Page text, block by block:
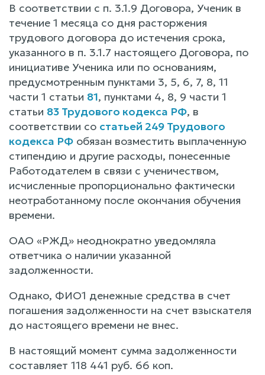
В соответствии с п. 3.1.9 Договора, Ученик в
течение 1 месяца со дня расторжения
трудового договора до истечения срока,
указанного в п. 3.1.7 настоящего Договора, по
инициативе Ученика или по основаниям,
предусмотренным пунктами 3, 5, 6, 7, 8, 11
части 1 статьи 81, пунктами 4, 8, 9 части 1
статьи 83 Трудового кодекса РФ, в
соответствии со статьей 249 Трудового
кодекса РФ обязан возместить выплаченную
стипендию и другие расходы, понесенные
Работодателем в связи с ученичеством,
исчисленные пропорционально фактически
неотработанному после окончания обучения
времени.
ОАО «РЖД» неоднократно уведомляла
ответчика о наличии указанной
задолженности.
Однако, ФИО1 денежные средства в счет
погашения задолженности на счет взыскателя
до настоящего времени не внес.
В настоящий момент сумма задолженности
составляет 118 441 руб. 66 коп.